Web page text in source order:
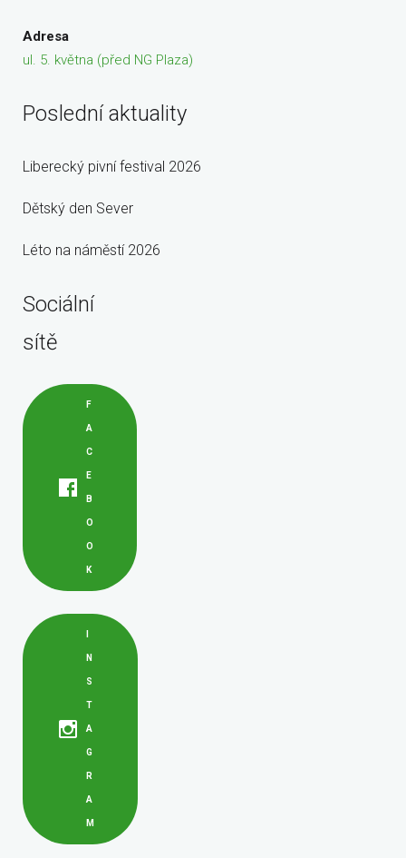
Adresa
ul. 5. května (před NG Plaza)
Poslední aktuality
Liberecký pivní festival 2026
Dětský den Sever
Léto na náměstí 2026
Sociální
sítě
F
A
C
E
B
O
O
K
N
S
T
A
G
R
A
M